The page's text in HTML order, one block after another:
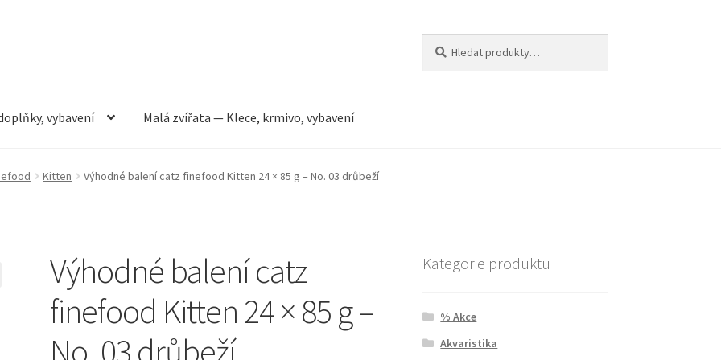
vybavení Malá zvířata — Klece, krmivo, vybavení
vybavení Můj účet Obchod PokladnaVše pro kočky
Kitten Výhodné balení catz finefood Kitten 24 × 85 g – No. 03 drůbeží
Výhodné balení catz
finefood Kitten 24 × 85 g –
No. 03 drůbeží
Kategorie produktu
% Akce
Akvaristika